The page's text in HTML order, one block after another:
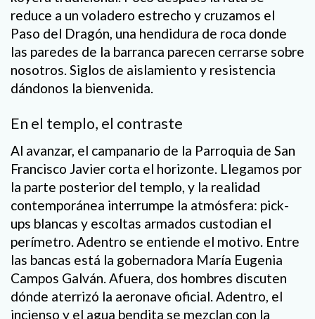
reduce a un voladero estrecho y cruzamos el
Paso del Dragón, una hendidura de roca donde
las paredes de la barranca parecen cerrarse sobre
nosotros. Siglos de aislamiento y resistencia
dándonos la bienvenida.
En el templo, el contraste
Al avanzar, el campanario de la Parroquia de San
Francisco Javier corta el horizonte. Llegamos por
la parte posterior del templo, y la realidad
contemporánea interrumpe la atmósfera: pick-
ups blancas y escoltas armados custodian el
perímetro. Adentro se entiende el motivo. Entre
las bancas está la gobernadora María Eugenia
Campos Galván. Afuera, dos hombres discuten
dónde aterrizó la aeronave oficial. Adentro, el
incienso y el agua bendita se mezclan con la